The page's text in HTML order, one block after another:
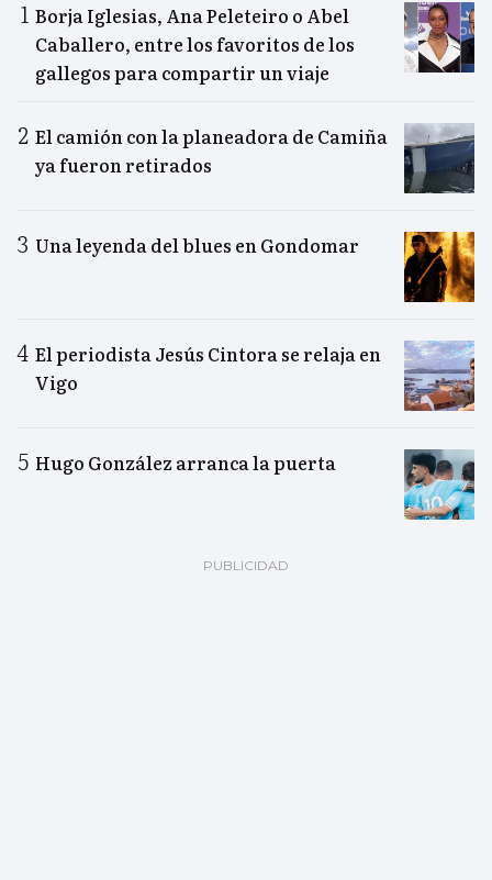
Borja Iglesias, Ana Peleteiro o Abel
Caballero, entre los favoritos de los
gallegos para compartir un viaje
El camión con la planeadora de Camiña
ya fueron retirados
Una leyenda del blues en Gondomar
El periodista Jesús Cintora se relaja en
Vigo
Hugo González arranca la puerta